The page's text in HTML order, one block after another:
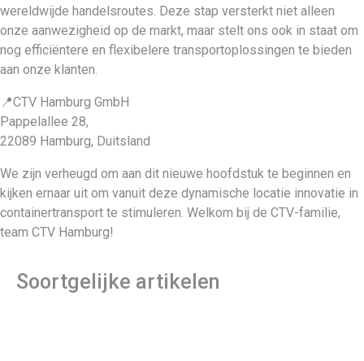
wereldwijde handelsroutes. Deze stap versterkt niet alleen
onze aanwezigheid op de markt, maar stelt ons ook in staat om
nog efficiëntere en flexibelere transportoplossingen te bieden
aan onze klanten.
📍CTV Hamburg GmbH
Pappelallee 28,
22089 Hamburg, Duitsland
We zijn verheugd om aan dit nieuwe hoofdstuk te beginnen en
kijken ernaar uit om vanuit deze dynamische locatie innovatie in
containertransport te stimuleren. Welkom bij de CTV-familie,
team CTV Hamburg!
Soortgelijke artikelen